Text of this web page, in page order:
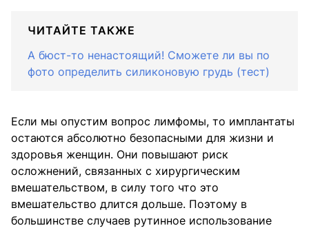
ЧИТАЙТЕ ТАКЖЕ
А бюст-то ненастоящий! Сможете ли вы по
фото определить силиконовую грудь (тест)
Если мы опустим вопрос лимфомы, то имплантаты
остаются абсолютно безопасными для жизни и
здоровья женщин. Они повышают риск
осложнений, связанных с хирургическим
вмешательством, в силу того что это
вмешательство длится дольше. Поэтому в
большинстве случаев рутинное использование